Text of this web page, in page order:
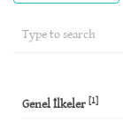
Genel İlkeler [1]